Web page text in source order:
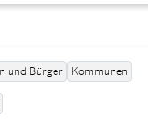
und Bürger Kommunen